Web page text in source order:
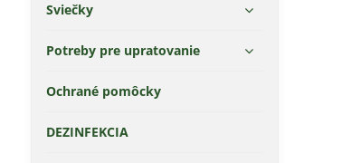
Sviečky
Potreby pre upratovanie
Ochrané pomôcky
DEZINFEKCIA